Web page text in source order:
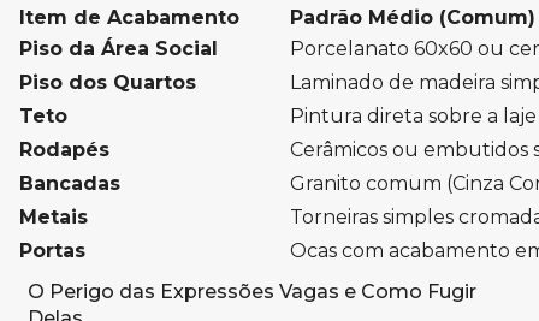
Item de Acabamento
Padrão Médio (Comum)
Piso da Área Social
Porcelanato 60x60 ou
Piso dos Quartos
Laminado de madeira
Teto
Pintura direta sobre a laje
Rodapés
Cerâmicos ou embutidos
Bancadas
Granito comum (Cinza
Metais
Torneiras simples
Portas
Ocas com acabamento
O Perigo das Expressões Vagas e Como Fugir